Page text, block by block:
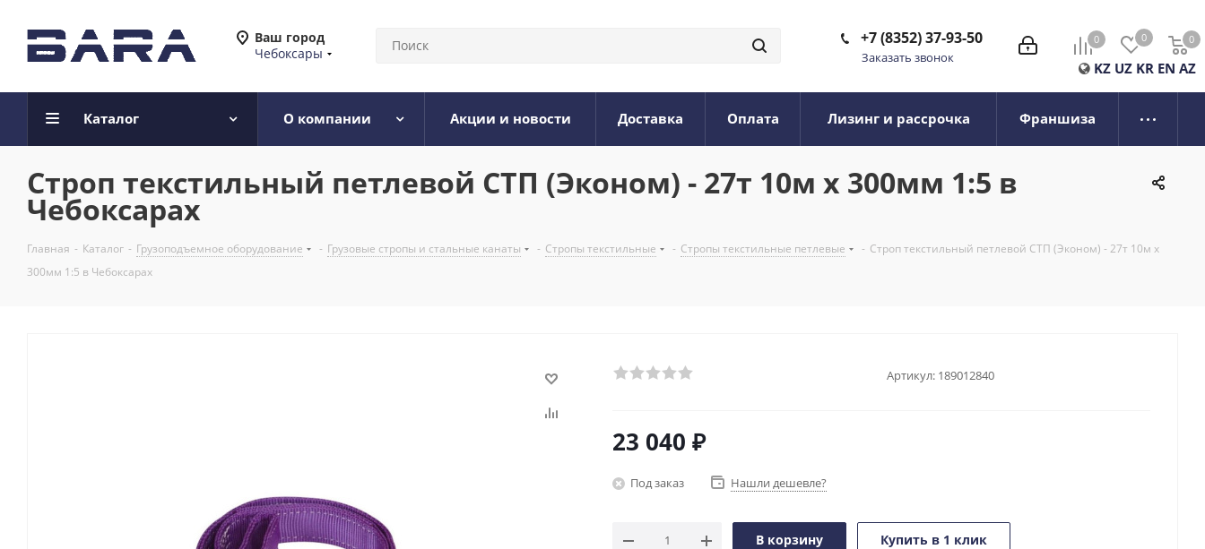
Ваш город
Чебоксары
0 0 0
0
KZ UZ KR EN AZ
+7 (8352) 37-93-50
Заказать звонок
Каталог О компании Акции и новости Доставка Оплата Лизинг и рассрочка Франшиза
Строп текстильный петлевой СТП (Эконом) - 27т 10м х 300мм 1:5 в
Чебоксарах
Главная - Каталог - Грузоподъемное оборудование - Грузовые стропы и стальные канаты - Стропы текстильные - Стропы текстильные петлевые - Строп текстильный петлевой СТП (Эконом) - 27т 10м х
300мм 1:5 в Чебоксарах
Артикул: 189012840
23 040 ₽
Под заказ Нашли дешевле?
В корзину Купить в 1 клик